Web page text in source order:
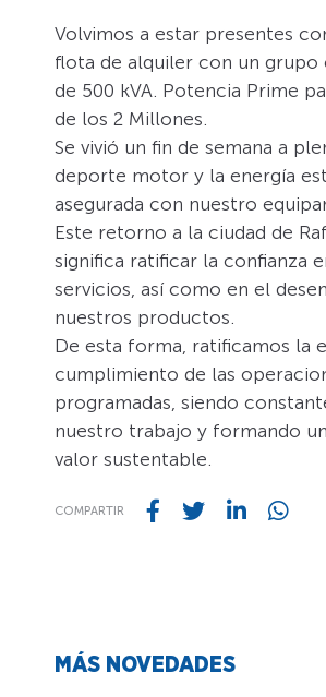
Volvimos a estar presentes
flota de alquiler con un
de 500 kVA. Potencia Prime
de los 2 Millones.
Se vivió un fin de semana a
deporte motor y la energía
asegurada con nuestro
Este retorno a la ciudad de
significa ratificar la confianza
servicios, así como en el
nuestros productos.
De esta forma, ratificamos la
cumplimiento de las
programadas, siendo
nuestro trabajo y formando
valor sustentable.
COMPARTIR
MÁS NOVEDADES